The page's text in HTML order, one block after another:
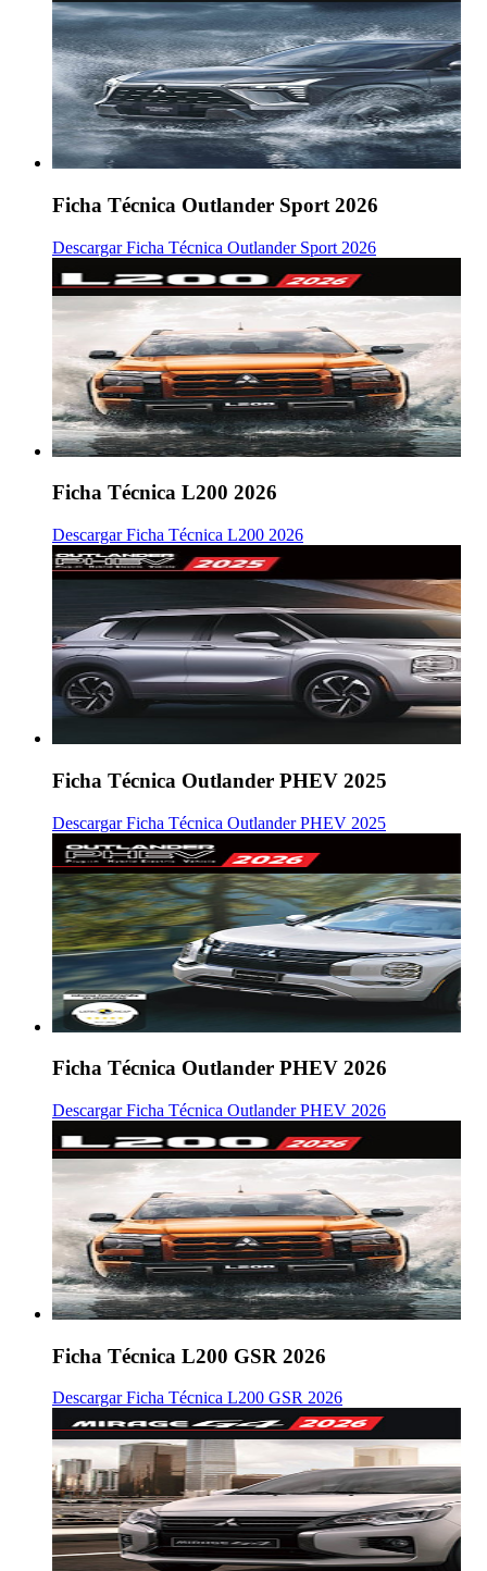
Ficha Técnica Outlander Sport 2026
Descargar Ficha Técnica Outlander Sport 2026
Ficha Técnica L200 2026
Descargar Ficha Técnica L200 2026
Ficha Técnica Outlander PHEV 2025
Descargar Ficha Técnica Outlander PHEV 2025
Ficha Técnica Outlander PHEV 2026
Descargar Ficha Técnica Outlander PHEV 2026
Ficha Técnica L200 GSR 2026
Descargar Ficha Técnica L200 GSR 2026